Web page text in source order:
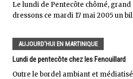
Le lundi de Pentecôte chômé,
dressons ce mardi 17 mai 2005 un
AUJOURD'HUI EN MARTINIQUE
Lundi de pentecôte chez les Fenouillard
Outre le bordel ambiant et